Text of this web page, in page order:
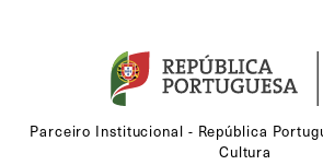
Parceiro Institucional - República
Cultura